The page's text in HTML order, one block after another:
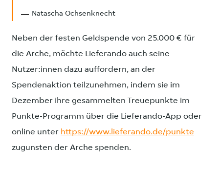
Natascha Ochsenknecht
Neben der festen Geldspende von 25.000 € für
die Arche, möchte Lieferando auch seine
Nutzer:innen dazu auffordern, an der
Spendenaktion teilzunehmen, indem sie im
Dezember ihre gesammelten Treuepunkte im
Punkte-Programm über die Lieferando-App oder
online unter https://www.lieferando.de/punkte
zugunsten der Arche spenden.